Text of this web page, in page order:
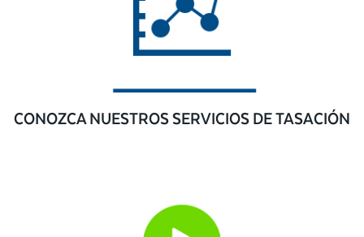
CONOZCA NUESTROS SERVICIOS DE TASACIÓN